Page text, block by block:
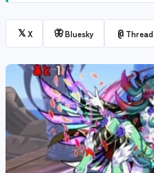
𝕏X 🦋Bluesky @